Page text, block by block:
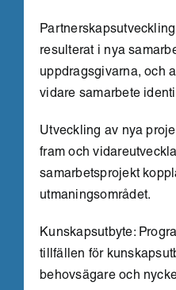
resulterat i nya
uppdragsgivarna, och
vidare samarbete
Utveckling av nya
fram och
samarbetsprojekt
utmaningsområdet.
Kunskapsutbyte:
tillfällen för
behovsägare och